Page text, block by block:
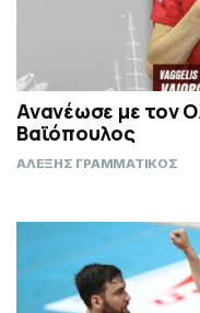
Ανανέωσε με τον
Βαϊόπουλος
ΑΛΕΞΗΣ ΓΡΑΜΜΑΤΙΚΟΣ